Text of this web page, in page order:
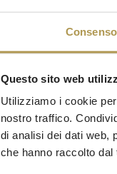
Consenso
Questo sito web
Utilizziamo i cookie
nostro traffico.
di analisi dei dati web,
che hanno raccolto
Zrinko.
Aruba,